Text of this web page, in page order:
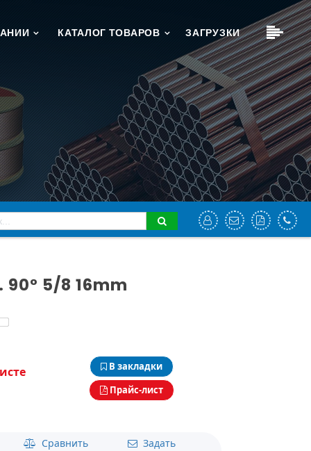
изоляция
листовая) с заводов изготовителей.
ПЕРЕЙТИ ПРАЙС-ЛИСТ
КАТАЛОГ ТОВАРОВ ЗАГРУЗКИ
90° 5/8 16mm
В закладки
Прайс-лист
Сравнить
Задать